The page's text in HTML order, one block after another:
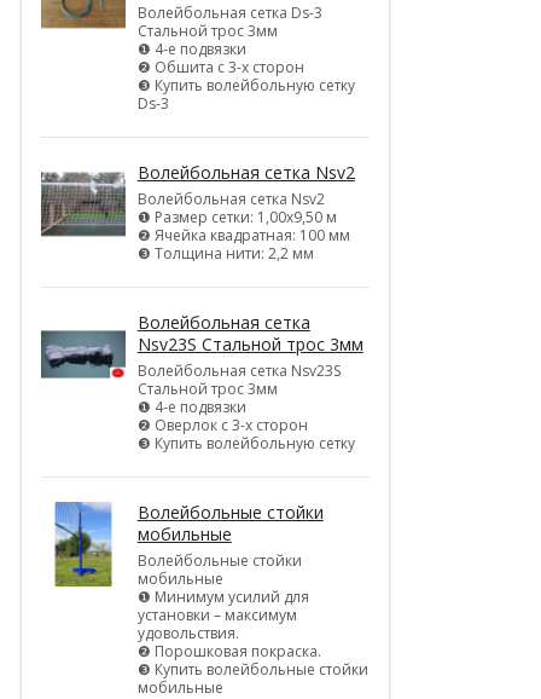
Волейбольная сетка Ds-3
Стальной трос 3мм
❶ 4-е подвязки
❷ Обшита с 3-х сторон
❸ Купить волейбольную сетку
Ds-3
Волейбольная сетка Nsv2
Волейбольная сетка Nsv2
❶ Размер сетки: 1,00х9,50 м
❷ Ячейка квадратная: 100 мм
❸ Толщина нити: 2,2 мм
Волейбольная сетка
Nsv23S Стальной трос 3мм
Волейбольная сетка Nsv23S
Стальной трос 3мм
❶ 4-е подвязки
❷ Оверлок с 3-х сторон
❸ Купить волейбольную сетку
Волейбольные стойки
мобильные
Волейбольные стойки
мобильные
❶ Минимум усилий для
установки – максимум
удовольствия.
❷ Порошковая покраска.
❸ Купить волейбольные стойки
мобильные